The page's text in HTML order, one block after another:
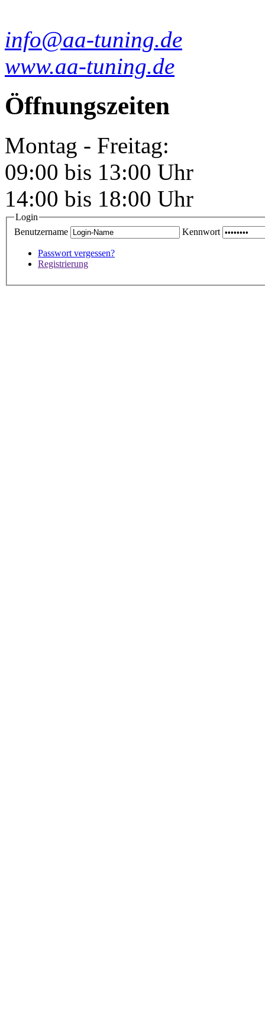
info@aa-tuning.de
www.aa-tuning.de
Öffnungszeiten
Montag - Freitag:
09:00 bis 13:00 Uhr
14:00 bis 18:00 Uhr
Login
Benutzername
Kennwort
Passwort vergessen?
Registrierung